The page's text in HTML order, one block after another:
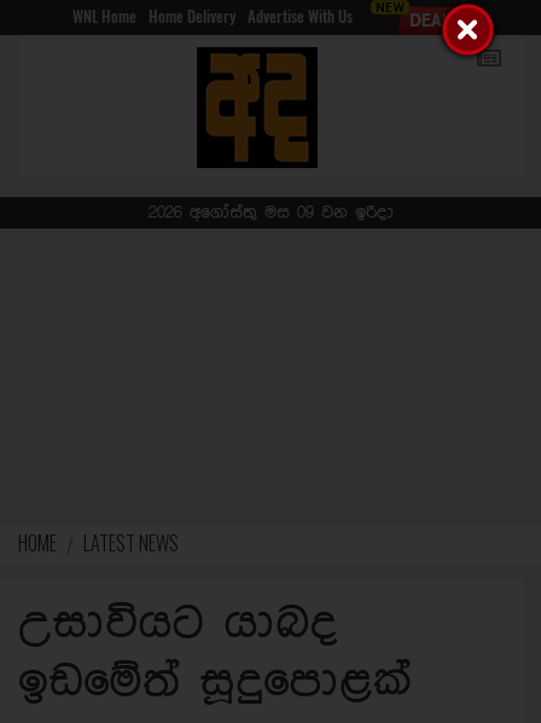
WNL Home Home Delivery Advertise With Us
2026 අගෝස්තු මස 09 වන ඉරිදා
HOME LATEST NEWS
උසාවියට යාබද
ඉඩමේත් සූදුපොළක්